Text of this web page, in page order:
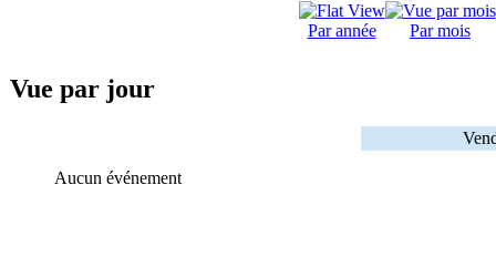
Par année Par mois
Vue par jour
Aucun événement